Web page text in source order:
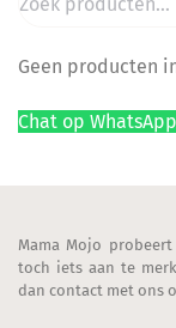
Geen producten
Chat op WhatsApp
Mama Mojo
toch iets aan te
dan contact met ons